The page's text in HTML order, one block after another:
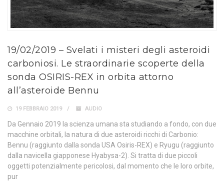
19/02/2019 – Svelati i misteri degli asteroidi
carboniosi. Le straordinarie scoperte della
sonda OSIRIS-REX in orbita attorno
all’asteroide Bennu
19 FEBBRAIO 2019 AUDIO
Da Gennaio 2019 la scienza umana sta studiando a fondo, con due
macchine orbitali, la natura di due asteroidi ricchi di Carbonio:
Bennu (raggiunto dalla sonda USA Osiris-REX) e Ryugu (raggiunto
dalla navicella giapponese Hyabysa-2). Si tratta di due piccoli
oggetti potenzialmente pericolosi, dal momento che le loro orbite,
pur